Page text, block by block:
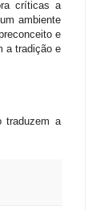
críticas a
ambiente
e
a tradição e
traduzem a